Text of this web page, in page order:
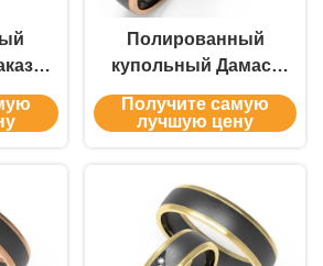
Полированный
купольный Дамаск
Сталь Розовое
золотое кольцо с
внутри
Получите самую
лучшую цену